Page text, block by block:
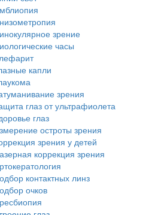
зрение
часы
капли
зрения
глаз от ультрафиолета
глаз
остроты зрения
зрения у детей
коррекция зрения
контактных линз
очков